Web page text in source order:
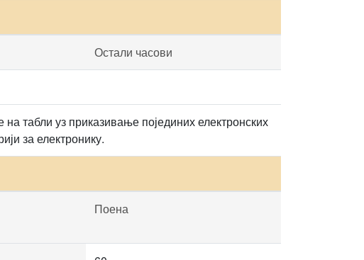
Остали часови
табли уз приказивање појединих електронских
за електронику.
Поена